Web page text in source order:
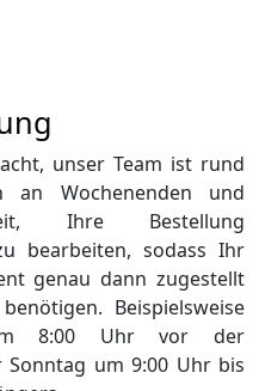
unser Team ist rund
Wochenenden und
Ihre Bestellung
bearbeiten, sodass Ihr
genau dann zugestellt
Beispielsweise
8:00 Uhr vor der
um 9:00 Uhr bis